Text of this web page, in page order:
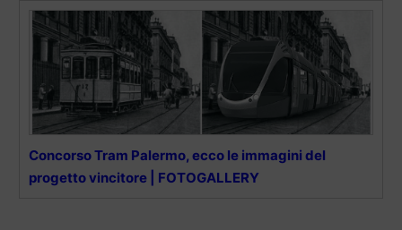
Concorso Tram Palermo, ecco le immagini del
progetto vincitore | FOTOGALLERY